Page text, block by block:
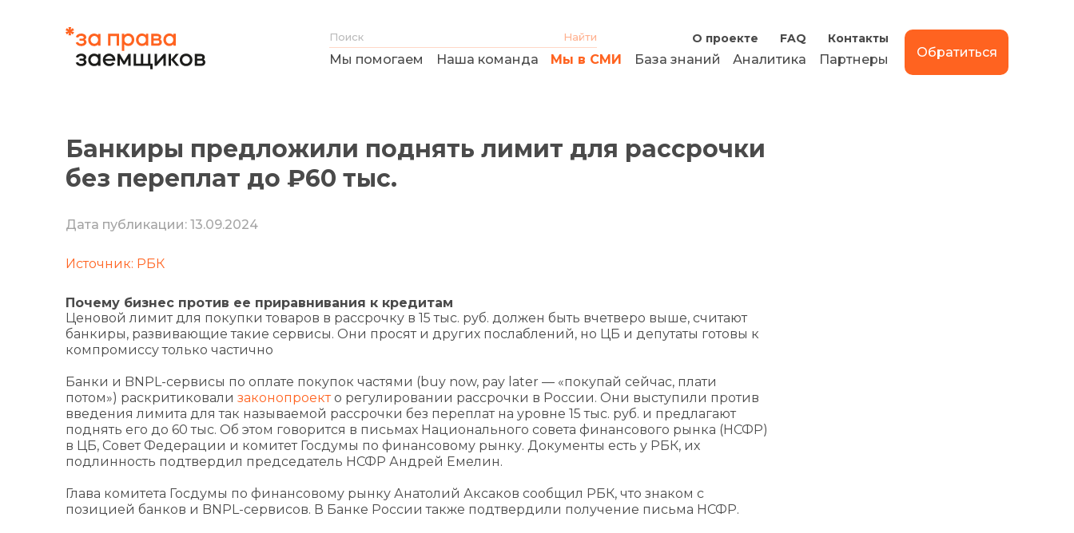
О проекте FAQ Контакты
Мы помогаем Наша команда Мы в СМИ База знаний Аналитика Партнеры Обратиться
Банкиры предложили поднять лимит для рассрочки
без переплат до ₽60 тыс.
Дата публикации: 13.09.2024
Источник: РБК
Почему бизнес против ее приравнивания к кредитам
Ценовой лимит для покупки товаров в рассрочку в 15 тыс. руб. должен быть вчетверо выше, считают
банкиры, развивающие такие сервисы. Они просят и других послаблений, но ЦБ и депутаты готовы к
компромиссу только частично
Банки и BNPL-сервисы по оплате покупок частями (buy now, pay later — «покупай сейчас, плати
потом») раскритиковали законопроекто регулировании рассрочки в России. Они выступили против
введения лимита для так называемой рассрочки без переплат на уровне 15 тыс. руб. и предлагают
поднять его до 60 тыс. Об этом говорится в письмах Национального совета финансового рынка (НСФР)
в ЦБ, Совет Федерации и комитет Госдумы по финансовому рынку. Документы есть у РБК, их
подлинность подтвердил председатель НСФР Андрей Емелин.
Глава комитета Госдумы по финансовому рынку Анатолий Аксаков сообщил РБК, что знаком с
позицией банков и BNPL-сервисов. В Банке России также подтвердили получение письма НСФР.